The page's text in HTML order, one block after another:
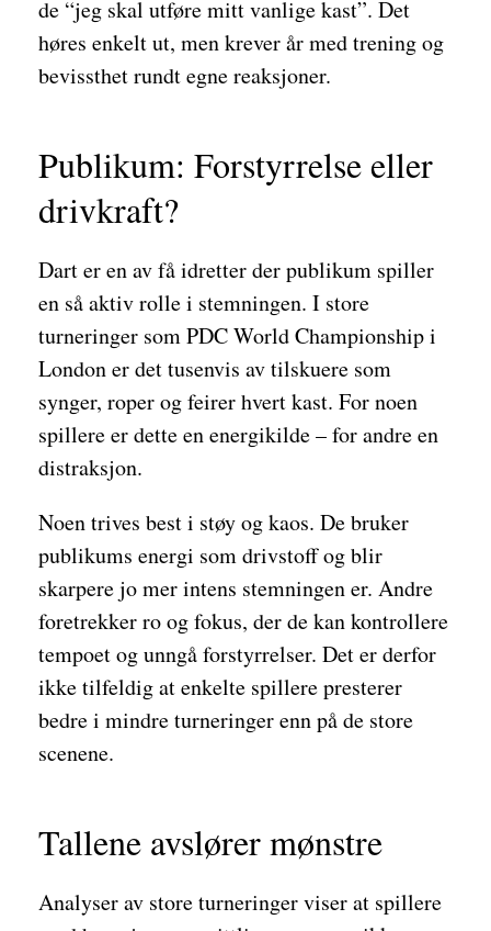
de “jeg skal utføre mitt vanlige kast”. Det
høres enkelt ut, men krever år med trening og
bevissthet rundt egne reaksjoner.
Publikum: Forstyrrelse eller
drivkraft?
Dart er en av få idretter der publikum spiller
en så aktiv rolle i stemningen. I store
turneringer som PDC World Championship i
London er det tusenvis av tilskuere som
synger, roper og feirer hvert kast. For noen
spillere er dette en energikilde – for andre en
distraksjon.
Noen trives best i støy og kaos. De bruker
publikums energi som drivstoff og blir
skarpere jo mer intens stemningen er. Andre
foretrekker ro og fokus, der de kan kontrollere
tempoet og unngå forstyrrelser. Det er derfor
ikke tilfeldig at enkelte spillere presterer
bedre i mindre turneringer enn på de store
scenene.
Tallene avslører mønstre
Analyser av store turneringer viser at spillere